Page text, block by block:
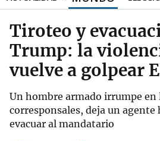
Tiroteo y
Trump: la
vuelve a golpear
Un hombre armado irrumpe en
corresponsales, deja un agente
evacuar al mandatario